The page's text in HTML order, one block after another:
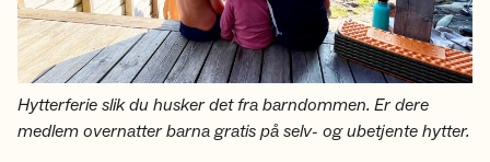
Hytterferie slik du husker det fra barndommen. Er dere
medlem overnatter barna gratis på selv- og ubetjente hytter.